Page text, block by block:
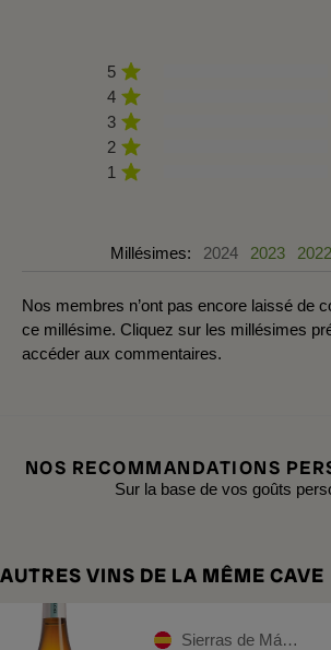
5
4
3
2
1
Millésimes: 2024 2023 2022
Nos membres n’ont pas encore laissé de
ce millésime. Cliquez sur les millésimes
accéder aux commentaires.
NOS RECOMMANDATIONS
Sur la base de vos goûts
AUTRES VINS DE LA MÊME CAVE
Sierras de Málaga